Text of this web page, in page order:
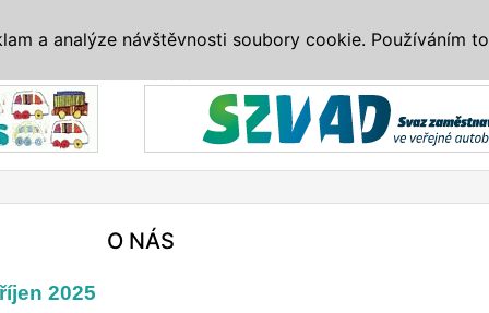
O NÁS
2025
a analýze návštěvnosti soubory cookie. Používáním